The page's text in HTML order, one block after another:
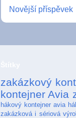
Novější příspěvek
zakázkový
kontejner Avia
hákový kontejner avia
zakázková i sériová